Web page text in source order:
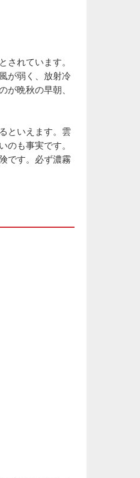
されています。
が弱く、放射冷
が晩秋の早朝、
といえます。雲
のも事実です。
です。必ず濃霧